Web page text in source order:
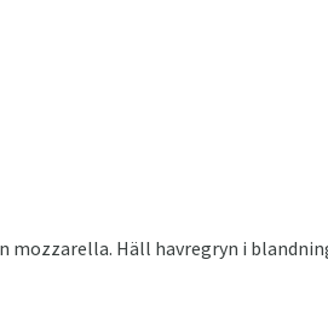
mozzarella. Häll havregryn i